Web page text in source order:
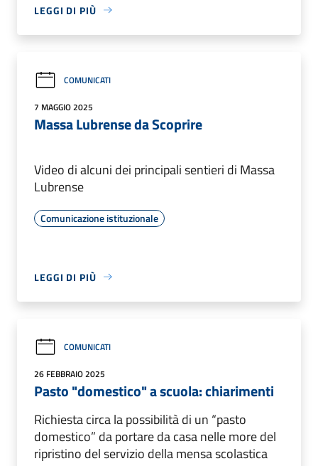
LEGGI DI PIÙ
COMUNICATI
7 MAGGIO 2025
Massa Lubrense da Scoprire
Video di alcuni dei principali sentieri di Massa
Lubrense
Comunicazione istituzionale
LEGGI DI PIÙ
COMUNICATI
26 FEBBRAIO 2025
Pasto "domestico" a scuola: chiarimenti
Richiesta circa la possibilità di un “pasto
domestico” da portare da casa nelle more del
ripristino del servizio della mensa scolastica